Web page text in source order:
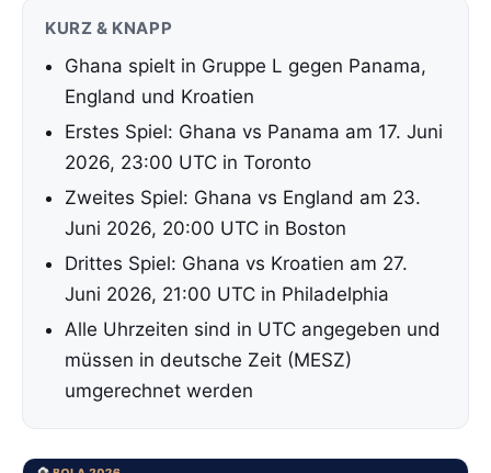
KURZ & KNAPP
Ghana spielt in Gruppe L gegen Panama,
England und Kroatien
Erstes Spiel: Ghana vs Panama am 17. Juni
2026, 23:00 UTC in Toronto
Zweites Spiel: Ghana vs England am 23.
Juni 2026, 20:00 UTC in Boston
Drittes Spiel: Ghana vs Kroatien am 27.
Juni 2026, 21:00 UTC in Philadelphia
Alle Uhrzeiten sind in UTC angegeben und
müssen in deutsche Zeit (MESZ)
umgerechnet werden